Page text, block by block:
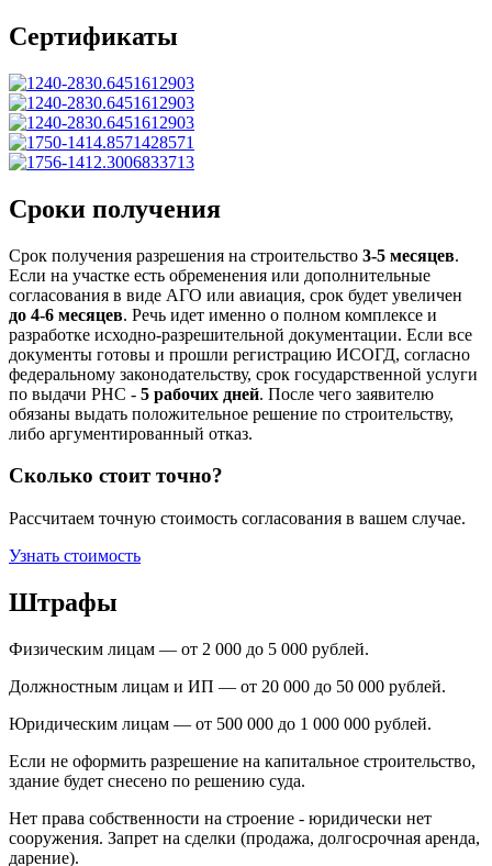
Сертификаты
Сроки получения
Срок получения разрешения на строительство 3-5 месяцев.
Если на участке есть обременения или дополнительные
согласования в виде АГО или авиация, срок будет увеличен
до 4-6 месяцев. Речь идет именно о полном комплексе и
разработке исходно-разрешительной документации. Если все
документы готовы и прошли регистрацию ИСОГД, согласно
федеральному законодательству, срок государственной услуги
по выдачи РНС - 5 рабочих дней. После чего заявителю
обязаны выдать положительное решение по строительству,
либо аргументированный отказ.
Сколько стоит точно?
Рассчитаем точную стоимость согласования в вашем случае.
Узнать стоимость
Штрафы
Физическим лицам — от 2 000 до 5 000 рублей.
Должностным лицам и ИП — от 20 000 до 50 000 рублей.
Юридическим лицам — от 500 000 до 1 000 000 рублей.
Если не оформить разрешение на капитальное строительство,
здание будет снесено по решению суда.
Нет права собственности на строение - юридически нет
сооружения. Запрет на сделки (продажа, долгосрочная аренда,
дарение).